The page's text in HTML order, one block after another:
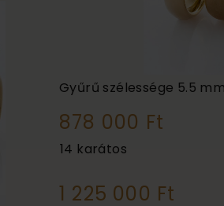
Gyűrű szélessége 5.5
878 000 Ft
14 karátos
1 225 000 Ft